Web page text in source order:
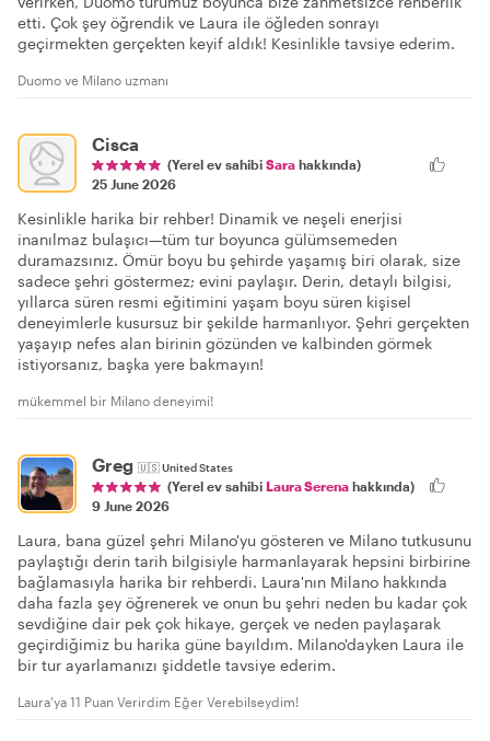
etti. Çok şey öğrendik ve Laura ile öğleden sonrayı
geçirmekten gerçekten keyif aldık! Kesinlikle tavsiye ederim.
Duomo ve Milano uzmanı
Cisca
(Yerel ev sahibi Sara hakkında)
25 June 2026
Kesinlikle harika bir rehber! Dinamik ve neşeli enerjisi
inanılmaz bulaşıcı—tüm tur boyunca gülümsemeden
duramazsınız. Ömür boyu bu şehirde yaşamış biri olarak, size
sadece şehri göstermez; evini paylaşır. Derin, detaylı bilgisi,
yıllarca süren resmi eğitimini yaşam boyu süren kişisel
deneyimlerle kusursuz bir şekilde harmanlıyor. Şehri gerçekten
yaşayıp nefes alan birinin gözünden ve kalbinden görmek
istiyorsanız, başka yere bakmayın!
mükemmel bir Milano deneyimi!
Greg 🇺🇸United States
(Yerel ev sahibi Laura Serena hakkında)
9 June 2026
Laura, bana güzel şehri Milano'yu gösteren ve Milano tutkusunu
paylaştığı derin tarih bilgisiyle harmanlayarak hepsini birbirine
bağlamasıyla harika bir rehberdi. Laura'nın Milano hakkında
daha fazla şey öğrenerek ve onun bu şehri neden bu kadar çok
sevdiğine dair pek çok hikaye, gerçek ve neden paylaşarak
geçirdiğimiz bu harika güne bayıldım. Milano'dayken Laura ile
bir tur ayarlamanızı şiddetle tavsiye ederim.
Laura'ya 11 Puan Verirdim Eğer Verebilseydim!